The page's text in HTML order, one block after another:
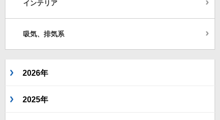
インテリア
吸気、排気系
2026年
2025年